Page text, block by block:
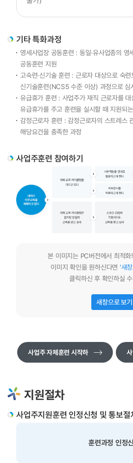
HRD4U
마이페이지
마이페이지
회원정보관리
기타 특화과정
영세사업장 공동훈련 : 동일·유사업종의 영
공동훈련 지원
고숙련·신기술 훈련 : 근로자 대상으로 숙
신기술훈련(NCS5 수준 이상) 과정으로 심
유급휴가 훈련 : 사업주가 재직 근로자를
유급휴가를 주고 훈련을 실시할 때 지원되
감정근로자 훈련 : 감정근로자의 스트레스
해당요건을 충족한 과정
사업주훈련 참여하기
본 이미지는 PC버전에서 최적
이미지 확인을 원하신다면 '새
클릭하신 후 확인하실
새창으로 보기
사업주 자체훈련 시작하
지원절차
사업주지원훈련 인정신청 및 통보절
훈련과정 인정